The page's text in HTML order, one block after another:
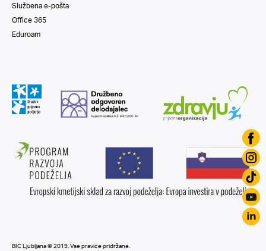
Službena e-pošta
Office 365
Eduroam
BIC Ljubljana © 2019. Vse pravice pridržane.